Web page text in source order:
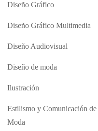
Diseño Gráfico
Diseño Gráfico Multimedia
Diseño Audiovisual
Diseño de moda
Ilustración
Estilismo y Comunicación de
Moda